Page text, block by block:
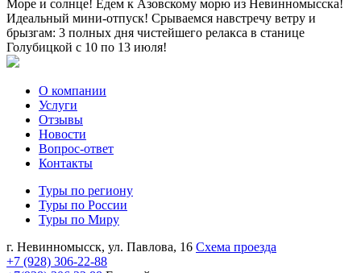
Море и солнце! Едем к Азовскому морю из Невинномысска!
Идеальный мини-отпуск! Срываемся навстречу ветру и
брызгам: 3 полных дня чистейшего релакса в станице
Голубицкой с 10 по 13 июля!
О компании
Услуги
Отзывы
Новости
Вопрос-ответ
Контакты
Туры по региону
Туры по России
Туры по Миру
г. Невинномысск, ул. Павлова, 16 Схема проезда
+7 (928) 306-22-88